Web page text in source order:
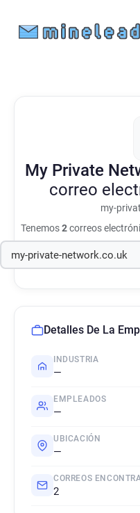
My Private
correo
my-
Tenemos2correos
Detalles De La
INDUSTRIA
—
EMPLEADOS
—
UBICACIÓN
—
CORREOS
2